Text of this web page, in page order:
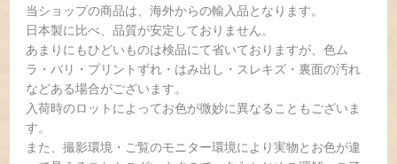
当ショップの商品は、海外からの輸入品となります。
日本製に比べ、品質が安定しておりません。
あまりにもひどいものは検品にて省いておりますが、色ム
ラ・バリ・プリントずれ・はみ出し・スレキズ・裏面の汚れ
などある場合がございます。
入荷時のロットによってお色が微妙に異なることもございま
す。
また、撮影環境・ご覧のモニター環境により実物とお色が違